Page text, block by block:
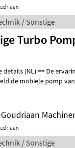
/ Sonstige
Turbo
met de propellerpompen van de E-serie heeft ons in
de mobiele pomp
/ Sonstige